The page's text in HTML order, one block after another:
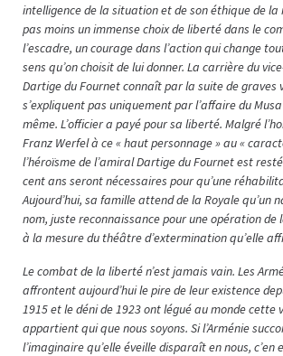
intelligence de la situation et de son éthique de la
pas moins un immense choix de liberté dans le
l’escadre, un courage dans l’action qui change
sens qu’on choisit de lui donner. La carrière du
Dartige du Fournet connaît par la suite de graves
s’expliquent pas uniquement par l’affaire du
même. L’officier a payé pour sa liberté. Malgré
Franz Werfel à ce « haut personnage » au «
l’héroïsme de l’amiral Dartige du Fournet est
cent ans seront nécessaires pour qu’une
Aujourd’hui, sa famille attend de la Royale qu’un
nom, juste reconnaissance pour une opération
à la mesure du théâtre d’extermination qu’elle
Le combat de la liberté n’est jamais vain. Les
affrontent aujourd’hui le pire de leur existence
1915 et le déni de 1923 ont légué au monde cette
appartient qui que nous soyons. Si l’Arménie
l’imaginaire qu’elle éveille disparaît en nous, c’en